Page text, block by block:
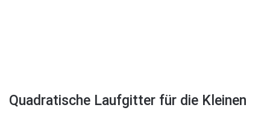
Quadratische Laufgitter für die Kleinen